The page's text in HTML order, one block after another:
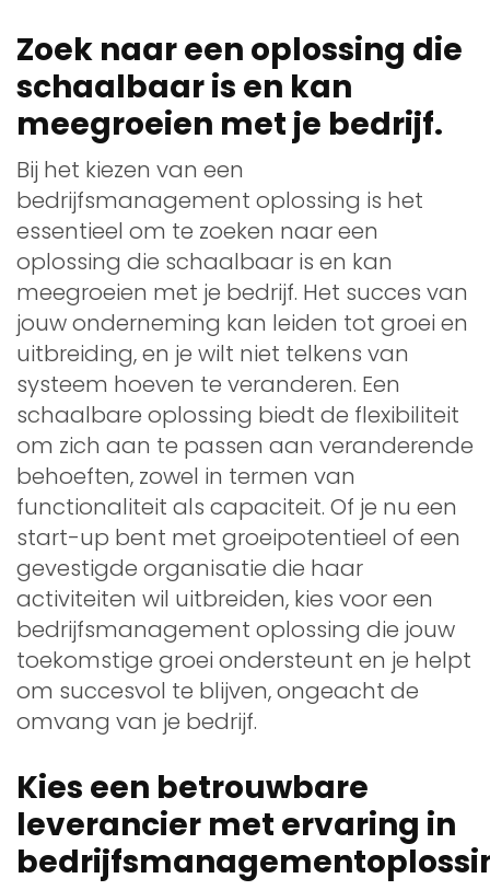
Zoek naar een oplossing die
schaalbaar is en kan
meegroeien met je bedrijf.
Bij het kiezen van een
bedrijfsmanagement oplossing is het
essentieel om te zoeken naar een
oplossing die schaalbaar is en kan
meegroeien met je bedrijf. Het succes van
jouw onderneming kan leiden tot groei en
uitbreiding, en je wilt niet telkens van
systeem hoeven te veranderen. Een
schaalbare oplossing biedt de flexibiliteit
om zich aan te passen aan veranderende
behoeften, zowel in termen van
functionaliteit als capaciteit. Of je nu een
start-up bent met groeipotentieel of een
gevestigde organisatie die haar
activiteiten wil uitbreiden, kies voor een
bedrijfsmanagement oplossing die jouw
toekomstige groei ondersteunt en je helpt
om succesvol te blijven, ongeacht de
omvang van je bedrijf.
Kies een betrouwbare
leverancier met ervaring in